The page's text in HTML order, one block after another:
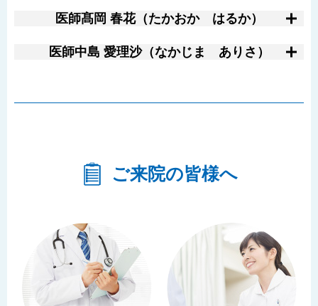
医師髙岡 春花（たかおか はるか）
医師中島 愛理沙（なかじま ありさ）
ご来院の皆様へ